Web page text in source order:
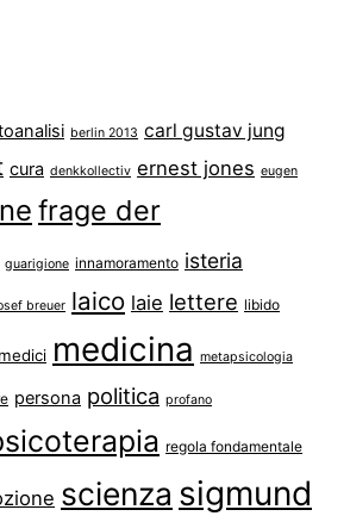
berlin 2013 carl gustav jung
cura denkkollectiv ernest jones eugen
frage der
guarigione innamoramento isteria
breuer laico laie lettere libido
medici medicina metapsicologia
persona politica profano
regola fondamentale
scienza sigmund